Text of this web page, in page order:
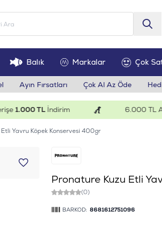
Balık Markalar Çok
Ayın Fırsatları Çok Al Az Öde
1.000 TLİndirim 6.000 TL
Yavru Köpek Konservesi 400gr
Pronature Kuzu Etli
(0)
BARKOD: 8681612751096